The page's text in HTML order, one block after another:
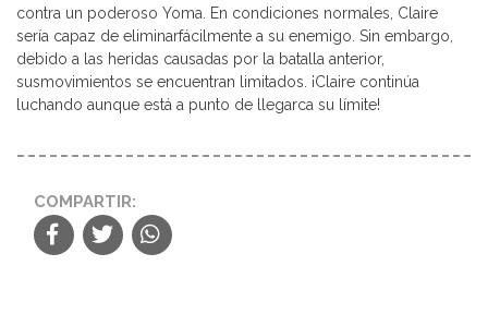
contra un poderoso Yoma. En condiciones normales, Claire
sería capaz de eliminarfácilmente a su enemigo. Sin embargo,
debido a las heridas causadas por la batalla anterior,
susmovimientos se encuentran limitados. ¡Claire continúa
luchando aunque está a punto de llegarca su límite!
COMPARTIR: